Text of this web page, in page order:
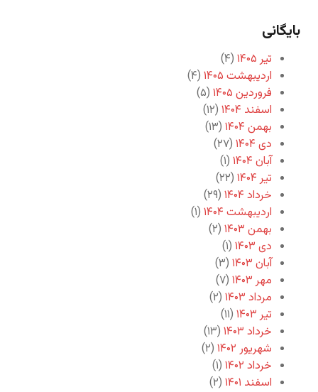
بایگانی
تیر ۱۴۰۵
(۴)
اردیبهشت ۱۴۰۵
(۴)
فروردین ۱۴۰۵
(۵)
اسفند ۱۴۰۴
(۱۲)
بهمن ۱۴۰۴
(۱۳)
دی ۱۴۰۴
(۲۷)
آبان ۱۴۰۴
(۱)
تیر ۱۴۰۴
(۲۲)
خرداد ۱۴۰۴
(۲۹)
اردیبهشت ۱۴۰۴
(۱)
بهمن ۱۴۰۳
(۲)
دی ۱۴۰۳
(۱)
آبان ۱۴۰۳
(۳)
مهر ۱۴۰۳
(۷)
مرداد ۱۴۰۳
(۲)
تیر ۱۴۰۳
(۱۱)
خرداد ۱۴۰۳
(۱۳)
شهریور ۱۴۰۲
(۲)
خرداد ۱۴۰۲
(۱)
اسفند ۱۴۰۱
(۲)